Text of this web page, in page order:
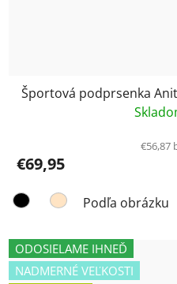
Športová podprsenka
€56,87
€69,95
Podľa obrázku
ODOSIELAME IHNEĎ
NADMERNÉ VEĽKOSTI